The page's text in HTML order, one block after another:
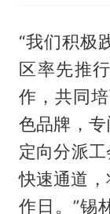
“我们积极
区率先推
作，共同
色品牌，
定向分派
快速通道
作日。”锡